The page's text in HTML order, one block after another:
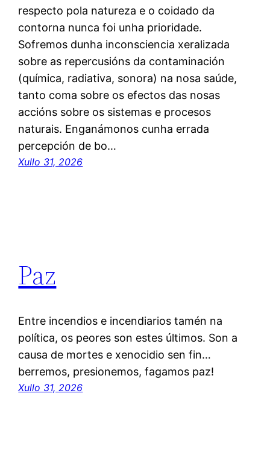
respecto pola natureza e o coidado da
contorna nunca foi unha prioridade.
Sofremos dunha inconsciencia xeralizada
sobre as repercusións da contaminación
(química, radiativa, sonora) na nosa saúde,
tanto coma sobre os efectos das nosas
accións sobre os sistemas e procesos
naturais. Enganámonos cunha errada
percepción de bo…
Xullo 31, 2026
Paz
Entre incendios e incendiarios tamén na
política, os peores son estes últimos. Son a
causa de mortes e xenocidio sen fin…
berremos, presionemos, fagamos paz!
Xullo 31, 2026